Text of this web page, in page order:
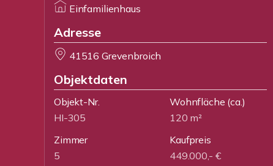
Einfamilienhaus
Adresse
41516 Grevenbroich
Objektdaten
Objekt-Nr.
HI-305
Wohnfläche (ca.)
120 m²
Zimmer
5
Kaufpreis
449.000,- €